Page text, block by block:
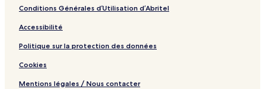
e
Conditions Générales d’Utilisation d’Abritel
Accessibilité
Politique sur la protection des données
Cookies
Mentions légales / Nous contacter